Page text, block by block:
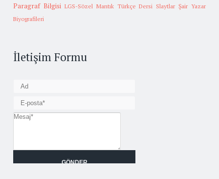
Paragraf Bilgisi LGS-Sözel Mantık Türkçe Dersi Slaytlar Şair Yazar
Biyografileri
İletişim Formu